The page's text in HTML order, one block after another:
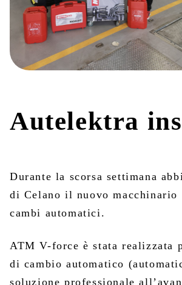
Autelektra
Durante la scorsa settimana
di Celano il nuovo
cambi automatici.
ATM V-force è stata realizzata
di cambio automatico
soluzione professionale